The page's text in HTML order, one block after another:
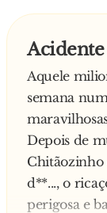
Convencido
fedido.
Cínico -
Corajoso -
Aquele
semana
Depois de
Chitãozinho
d**..., o
perigosa e